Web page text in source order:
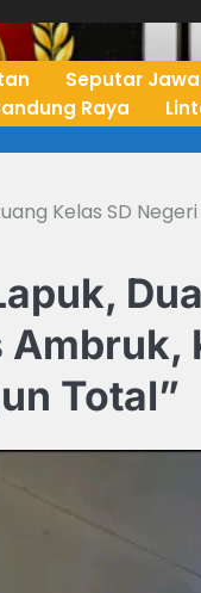
Seputar
Raya
Kelas SD
Total”